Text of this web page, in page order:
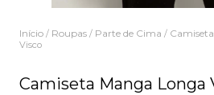
Início / Roupas / Parte de Cima /
Visco
Camiseta Manga Longa